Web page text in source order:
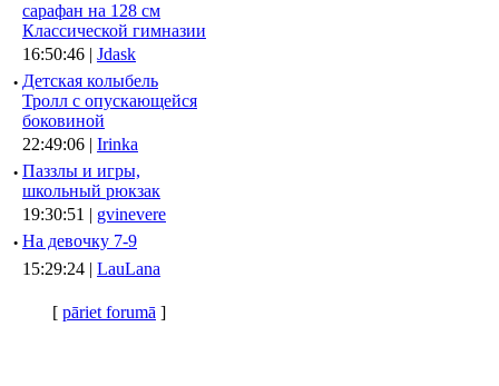
сарафан на 128 см
Классической гимназии
16:50:46 | Jdask
· Детская колыбель
Тролл с опускающейся
боковиной
22:49:06 | Irinka
· Паззлы и игры,
школьный рюкзак
19:30:51 | gvinevere
· Hа девочку 7-9
15:29:24 | LauLana
[ pāriet forumā ]